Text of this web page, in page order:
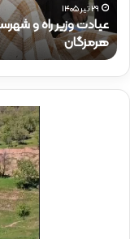
میرشکاری از پرسنل